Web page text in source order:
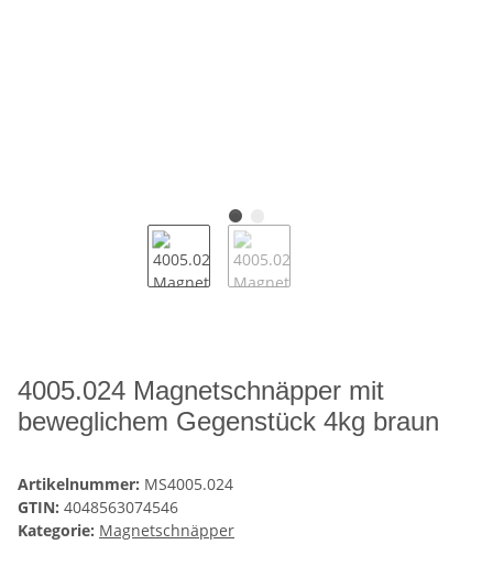
4005.024 Magnetschnäpper mit
beweglichem Gegenstück 4kg braun
Artikelnummer: MS4005.024
GTIN: 4048563074546
Kategorie: Magnetschnäpper